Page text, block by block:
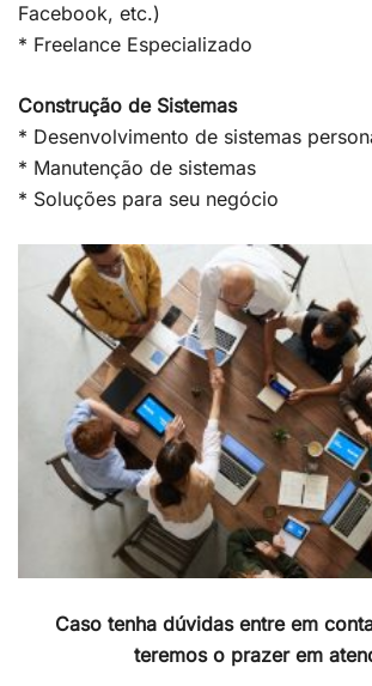
Facebook, etc.)
* Freelance Especializado
Construção de Sistemas
* Desenvolvimento de sistemas
* Manutenção de sistemas
* Soluções para seu negócio
Caso tenha dúvidas entre em
teremos o prazer em